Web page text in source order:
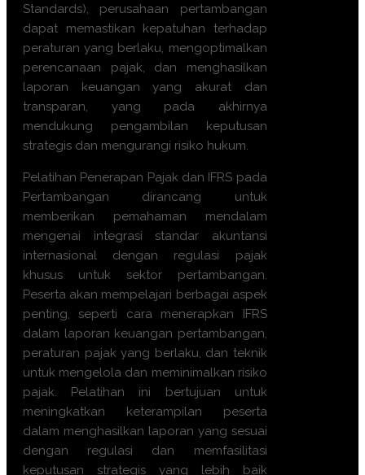
Standards), perusahaan pertambangan
dapat memastikan kepatuhan terhadap
peraturan yang berlaku, mengoptimalkan
perencanaan pajak, dan menghasilkan
laporan keuangan yang akurat dan
transparan, yang pada akhirnya
mendukung pengambilan keputusan
strategis dan mengurangi risiko hukum.
Pelatihan Penerapan Pajak dan IFRS pada
Pertambangan dirancang untuk
memberikan pemahaman mendalam
mengenai integrasi standar akuntansi
internasional dengan regulasi pajak
khusus untuk sektor pertambangan.
Peserta akan mempelajari berbagai aspek
penting, seperti cara menerapkan IFRS
dalam laporan keuangan pertambangan,
peraturan pajak yang berlaku, dan teknik
untuk mengelola dan meminimalkan risiko
pajak. Pelatihan ini bertujuan untuk
meningkatkan keterampilan peserta
dalam menghasilkan laporan yang sesuai
dengan regulasi dan memfasilitasi
keputusan strategis yang lebih baik